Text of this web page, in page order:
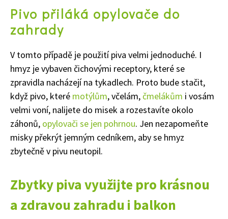
Naše krásná zahrada
Pivo přiláká opylovače do
zahrady
V tomto případě je použití piva velmi jednoduché. I
hmyz je vybaven čichovými receptory, které se
zpravidla nacházejí na tykadlech. Proto bude stačit,
když pivo, které motýlům, včelám,čmelákům i vosám
velmi voní, nalijete do misek a rozestavíte okolo
záhonů, opylovači se jen pohrnou. Jen nezapomeňte
misky překrýt jemným cedníkem, aby se hmyz
zbytečně v pivu neutopil.
Zbytky piva využijte pro krásnou
a zdravou zahradu i balkon